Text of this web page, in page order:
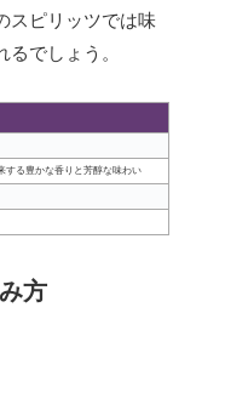
スピリッツでは味
でしょう。
する豊かな香りと芳醇な味わい
方